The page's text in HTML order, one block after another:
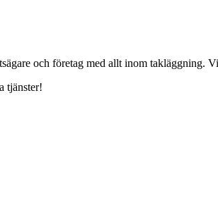
och företag med allt inom takläggning.
tjänster!